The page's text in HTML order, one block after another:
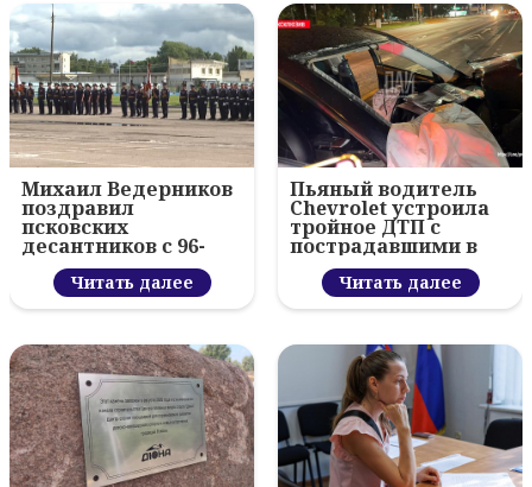
Михаил Ведерников
поздравил
псковских
десантников с 96-
летием ВДВ и
вручил награды
Читать далее
Пьяный водитель
Chevrolet устроила
тройное ДТП с
пострадавшими в
Пскове
Читать далее